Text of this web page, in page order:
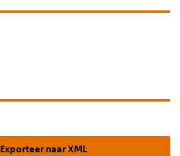
Exporteer naar XML